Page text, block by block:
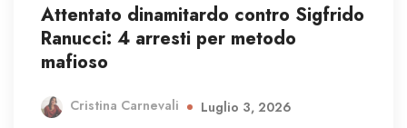
Attentato dinamitardo contro Sigfrido
Ranucci: 4 arresti per metodo
mafioso
Cristina Carnevali Luglio 3, 2026